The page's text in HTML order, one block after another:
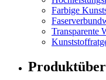
Farbige
Transparente